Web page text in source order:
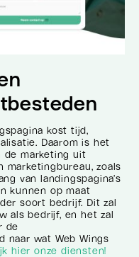
kost tijd,
Daarom is het
de marketing uit
marketingbureau, zoals
van landingspagina’s
kunnen op maat
soort bedrijf. Dit zal
als bedrijf, en het zal
de
naar wat Web Wings
hier onze diensten!